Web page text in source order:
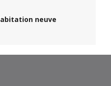
neuve